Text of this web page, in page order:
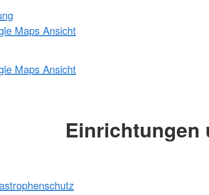
Maps Ansicht
Maps Ansicht
Einrichtungen